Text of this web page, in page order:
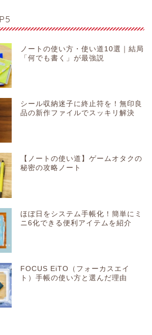
ノートの使い方・使い道10選｜結局
「何でも書く」が最強説
シール収納迷子に終止符を！無印良
品の新作ファイルでスッキリ解決
【ノートの使い道】ゲームオタクの
秘密の攻略ノート
ほぼ日をシステム手帳化！簡単にミ
ニ6化できる便利アイテムを紹介
FOCUS EiTO（フォーカスエイ
ト）手帳の使い方と選んだ理由